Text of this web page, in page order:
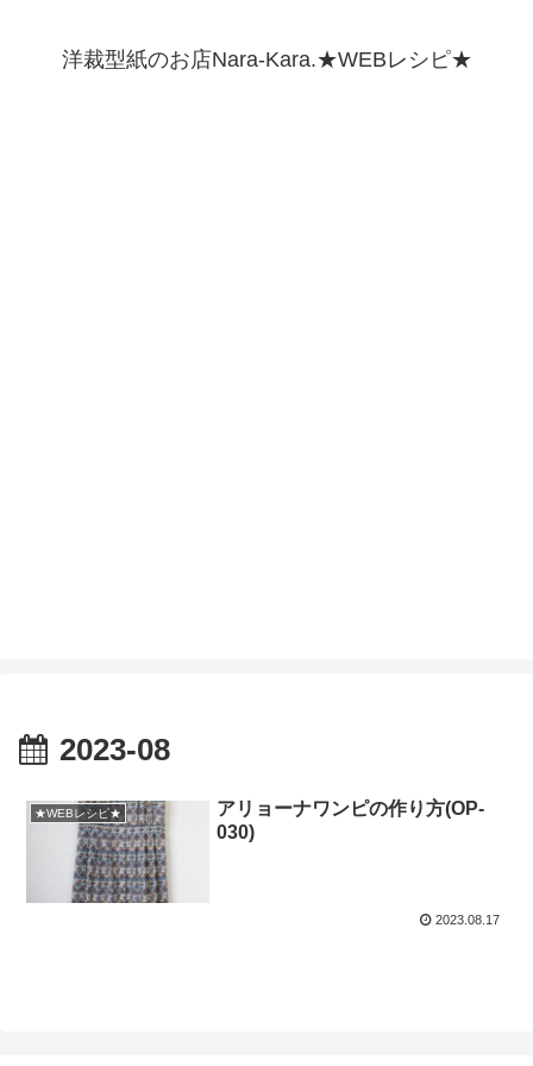
洋裁型紙のお店Nara-Kara.★WEBレシピ★
2023-08
★WEBレシピ★
アリョーナワンピの作り方(OP-
030)
2023.08.17